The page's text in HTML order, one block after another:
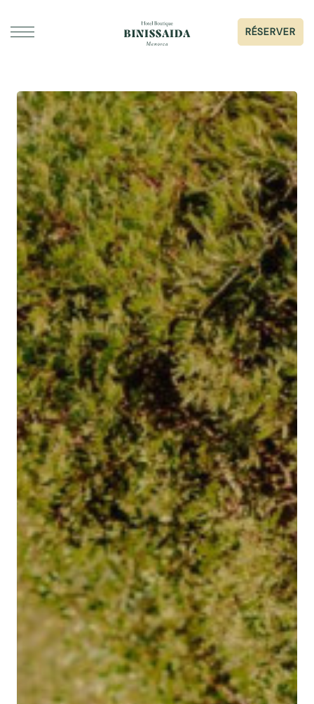
RÉSERVER
DORMIR
GASTRONOMIE
ÉVÉNEMENTS ET MARIAGES
GALERIE
SERVICES
À PROPOS DE BINISSAIDA
OFFRIR BINISSAIDA
BLOG
CONTACT
Español Català English French
Camí de Binissaida, 108
07720 Es Castell – Menorca
VOIR SUR GOOGLE MAPS
santjoan@binissaida.com
+34 971 355 598
SUIS-NOUS: